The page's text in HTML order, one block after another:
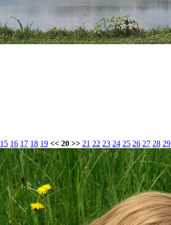
15 16 17 18 19 << 20 >> 21 22 23 24 25 26 27 28 29